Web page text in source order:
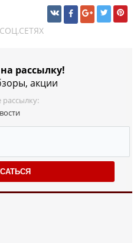
рассылку!
акции